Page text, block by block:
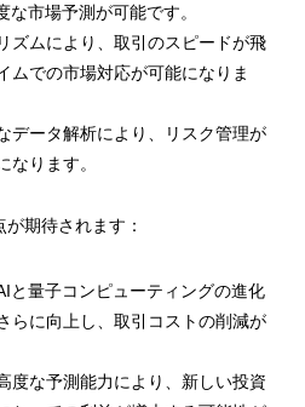
市場予測が可能です。
ズムにより、取引のスピードが飛
ムでの市場対応が可能になりま
データ解析により、リスク管理が
なります。
期待されます：
と量子コンピューティングの進化
らに向上し、取引コストの削減が
度な予測能力により、新しい投資